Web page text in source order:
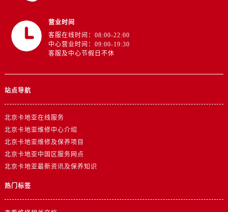
营业时间
客服在线时间：08:00-22:00
中心营业时间：09:00-19:30
客服及中心节假日不休
站点导航
北京卡地亚在线服务
北京卡地亚维修中心介绍
北京卡地亚维修及保养项目
北京卡地亚中国区服务网点
北京卡地亚最新资讯及保养知识
热门标签